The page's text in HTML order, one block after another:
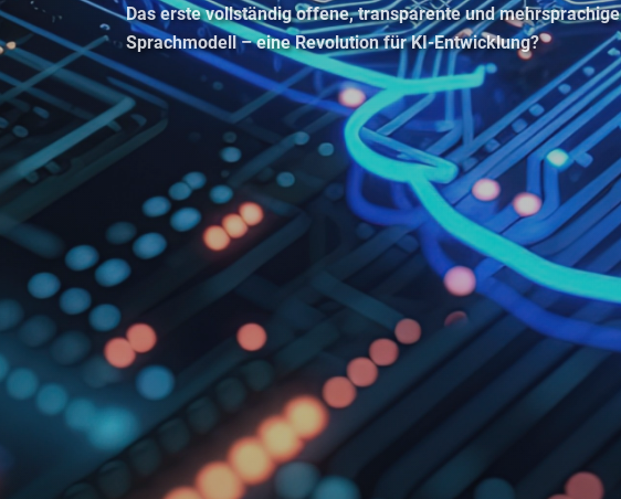
Das erste vollständig offene, transparente und mehrsprachige
Sprachmodell – eine Revolution für KI-Entwicklung?